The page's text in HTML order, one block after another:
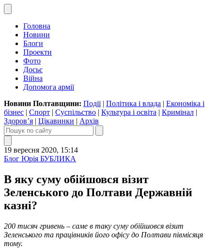
Головна
Новини
Блоги
Проекти
Фото
Досьє
Війна
Допомога армії
Новини Полтавщини: Події| Політика і влада | Економіка і
бізнес | Спорт | Суспільство | Культура і освіта | Кримінал |
Здоров’я | Цікавинки | Архів
19 вересня 2020, 15:14
Блог Юрія БУБЛИКА
В яку суму обійшовся візит
Зеленського до Полтави Державній
казні?
200 тисяч гривень – саме в таку суму обійшовся візит
Зеленського та працівників його офісу до Полтави півмісяця
тому.